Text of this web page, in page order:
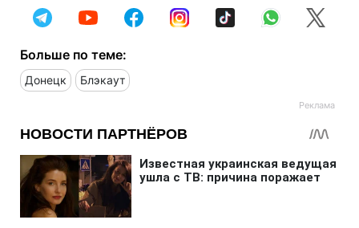
Больше по теме:
Донецк Блэкаут